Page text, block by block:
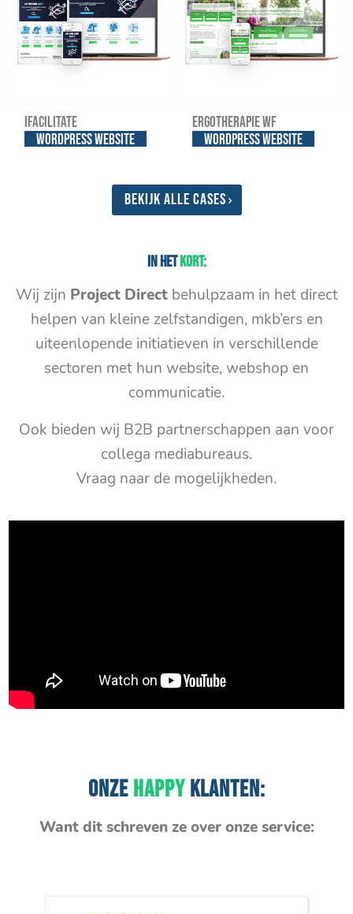
iFacilitate
WordPress website
Ergotherapie WF
WordPress website
Bekijk alle cases
In hetkort:
Wij zijn Project Direct behulpzaam in het direct
helpen van kleine zelfstandigen, mkb’ers en
uiteenlopende initiatieven in verschillende
sectoren met hun website, webshop en
communicatie.
Ook bieden wij B2B partnerschappen aan voor
collega mediabureaus.
Vraag naar de mogelijkheden.
ONZEHAPPYKLANTEN:
Want dit schreven ze over onze service: